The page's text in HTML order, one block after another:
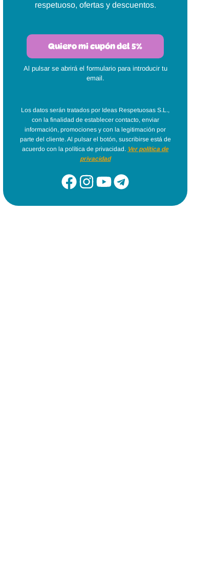
respetuoso, ofertas y descuentos.
Quiero mi cupón del 5%
Al pulsar se abrirá el formulario para introducir tu
email.
Los datos serán tratados por Ideas Respetuosas S.L.,
con la finalidad de establecer contacto, enviar
información, promociones y con la legitimación por
parte del cliente. Al pulsar el botón, suscribirse está de
acuerdo con la política de privacidad. Ver política de
privacidad